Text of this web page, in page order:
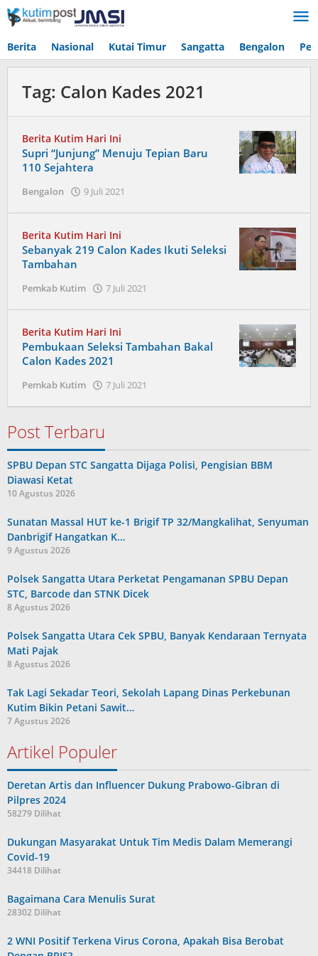
Lewati
ke
Berita Nasional Kutai Timur Sangatta Bengalon
Tag: Calon Kades 2021
Berita Kutim Hari Ini
Supri “Junjung” Menuju Tepian Baru
110 Sejahtera
Bengalon 9 Juli 2021
Berita Kutim Hari Ini
Sebanyak 219 Calon Kades Ikuti Seleksi
Tambahan
Pemkab Kutim 7 Juli 2021
Berita Kutim Hari Ini
Pembukaan Seleksi Tambahan Bakal
Calon Kades 2021
Pemkab Kutim 7 Juli 2021
Post Terbaru
SPBU Depan STC Sangatta Dijaga Polisi, Pengisian BBM
Diawasi Ketat
10 Agustus 2026
Sunatan Massal HUT ke-1 Brigif TP 32/Mangkalihat, Senyuman
Danbrigif Hangatkan K…
9 Agustus 2026
Polsek Sangatta Utara Perketat Pengamanan SPBU Depan
STC, Barcode dan STNK Dicek
8 Agustus 2026
Polsek Sangatta Utara Cek SPBU, Banyak Kendaraan Ternyata
Mati Pajak
8 Agustus 2026
Tak Lagi Sekadar Teori, Sekolah Lapang Dinas Perkebunan
Kutim Bikin Petani Sawit…
7 Agustus 2026
Artikel Populer
Deretan Artis dan Influencer Dukung Prabowo-Gibran di
Pilpres 2024
58279 Dilihat
Dukungan Masyarakat Untuk Tim Medis Dalam Memerangi
Covid-19
34418 Dilihat
Bagaimana Cara Menulis Surat
28302 Dilihat
2 WNI Positif Terkena Virus Corona, Apakah Bisa Berobat